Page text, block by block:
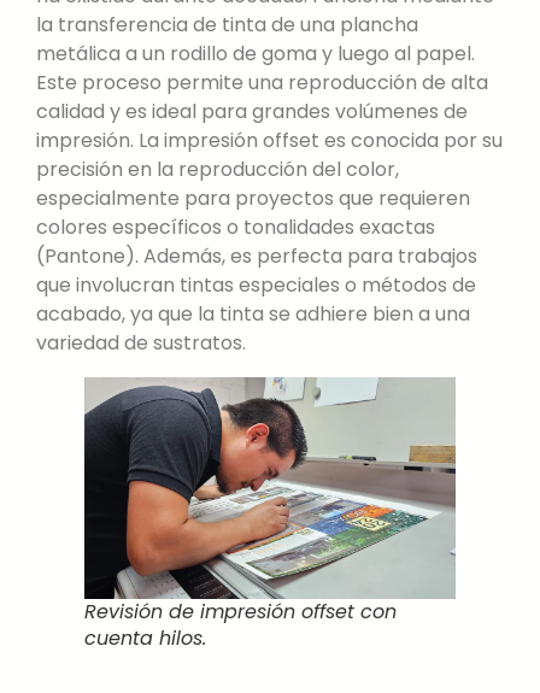
la transferencia de tinta de una plancha
metálica a un rodillo de goma y luego al papel.
Este proceso permite una reproducción de alta
calidad y es ideal para grandes volúmenes de
impresión. La impresión offset es conocida por su
precisión en la reproducción del color,
especialmente para proyectos que requieren
colores específicos o tonalidades exactas
(Pantone). Además, es perfecta para trabajos
que involucran tintas especiales o métodos de
acabado, ya que la tinta se adhiere bien a una
variedad de sustratos.
Revisión de impresión offset con
cuenta hilos.